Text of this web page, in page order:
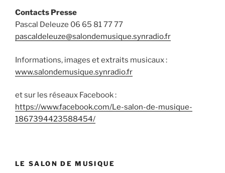
Contacts Presse
Pascal Deleuze 06 65 81 77 77
pascaldeleuze@salondemusique.synradio.fr
Informations, images et extraits musicaux :
www.salondemusique.synradio.fr
et sur les réseaux Facebook :
https://www.facebook.com/Le-salon-de-musique-
1867394423588454/
LE SALON DE MUSIQUE